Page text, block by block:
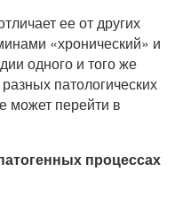
ее от других
«хронический» и
одного и того же
патологических
может перейти в
процессах